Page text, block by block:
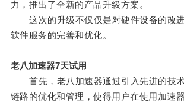
力，推出了全新的产品升级方案。
这次的升级不仅仅是对硬件设备的改
软件服务的完善和优化。
老八加速器7天试用
首先，老八加速器通过引入先进的技
链路的优化和管理，使得用户在使用加速